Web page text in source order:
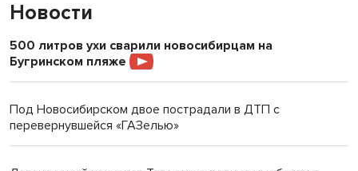
Новости
500 литров ухи сварили новосибирцам на
Бугринском пляже
Под Новосибирском двое пострадали в ДТП с
перевернувшейся «ГАЗелью»